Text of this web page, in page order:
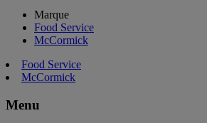
Marque
Food Service
McCormick
Food Service
McCormick
Menu